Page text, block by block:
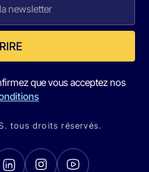
que vous acceptez nos
tous droits réservés.